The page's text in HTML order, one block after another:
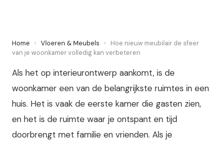
Home › Vloeren & Meubels ›
Hoe nieuw meubilair de sfeer
van je woonkamer volledig kan verbeteren
Als het op interieurontwerp aankomt, is de
woonkamer een van de belangrijkste ruimtes in een
huis. Het is vaak de eerste kamer die gasten zien,
en het is de ruimte waar je ontspant en tijd
doorbrengt met familie en vrienden. Als je